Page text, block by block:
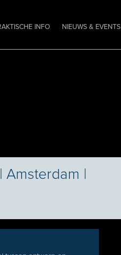
INFO NIEUWS & EVENTS
|